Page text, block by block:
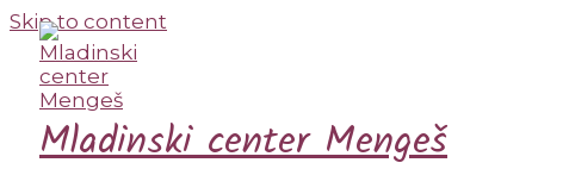
Skip to content
Mladinski center Mengeš